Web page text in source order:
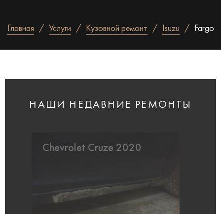
Главная Услуги Кузовной ремонт Isuzu Fargo
НАШИ НЕДАВНИЕ РЕМОНТЫ
Chevrolet Cruze 2020